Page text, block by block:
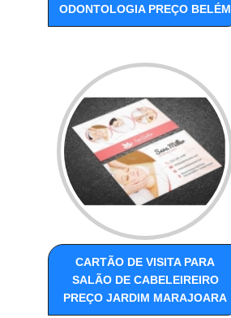
ODONTOLOGIA PREÇO BELÉM
CARTÃO DE VISITA PARA
SALÃO DE CABELEIREIRO
PREÇO JARDIM MARAJOARA